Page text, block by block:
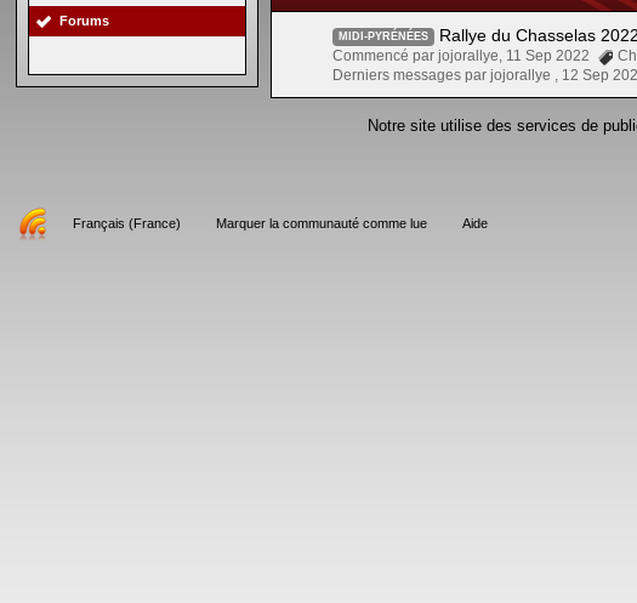
Forums
MIDI-PYRÉNÉES Rallye du Chasselas
Commencé par jojorallye, 11 Sep 2022
Derniers messages par jojorallye , 12 Sep
Notre site utilise des services de
Français (France) Marquer la communauté comme lue Aide